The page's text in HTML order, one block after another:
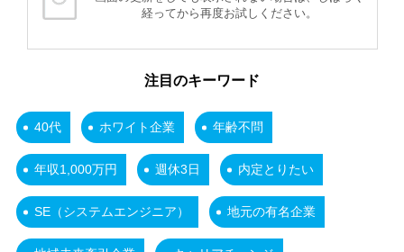
経ってから再度お試しください。
注目のキーワード
40代 ホワイト企業 年齢不問
年収1,000万円 週休3日 内定とりたい
SE（システムエンジニア） 地元の有名企業